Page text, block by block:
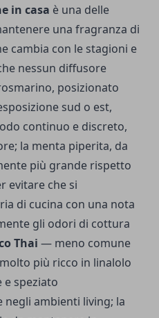
in casa è una delle
una fragranza di
cambia con le stagioni e
nessun diffusore
posizionato
sud o est,
continuo e discreto,
la menta piperita, da
più grande rispetto
evitare che si
di cucina con una nota
gli odori di cottura
Thai — meno comune
più ricco in linalolo
speziato
ambienti living; la